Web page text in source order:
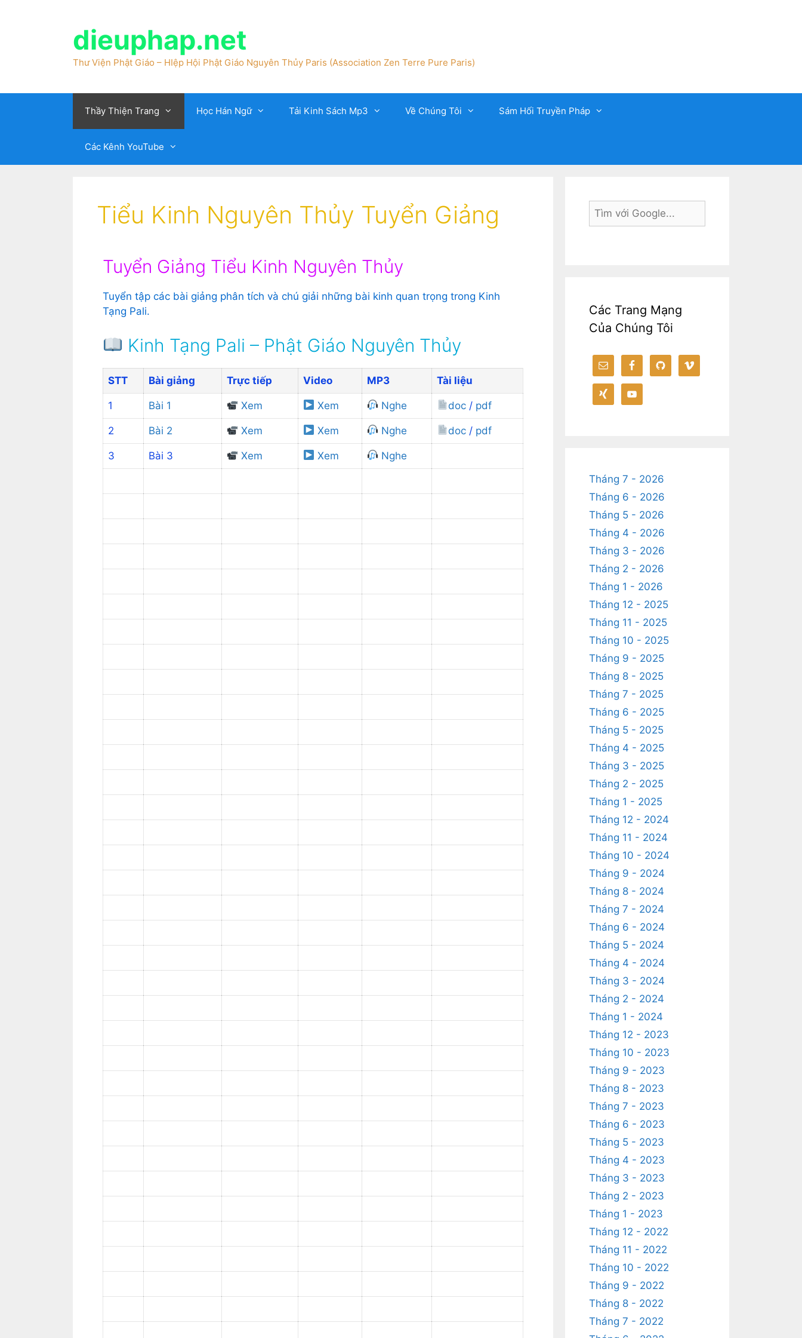
dieuphap.net
Thư Viện Phật Giáo – HIệp Hội Phật Giáo Nguyên Thủy Paris (Association Zen Terre Pure Paris)
Thầy Thiện Trang Học Hán Ngữ Tải Kinh Sách Mp3 Về Chúng Tôi Sám Hối Truyền Pháp
Các Kênh YouTube
Tiểu Kinh Nguyên Thủy Tuyển Giảng
Tuyển Giảng Tiểu Kinh Nguyên Thủy
Tuyển tập các bài giảng phân tích và chú giải những bài kinh quan trọng trong Kinh
Tạng Pali.
Kinh Tạng Pali – Phật Giáo Nguyên Thủy
STT Bài giảng Trực tiếp Video MP3 Tài liệu
1 Bài 1 Xem Xem Nghe doc / pdf
2 Bài 2 Xem Xem Nghe doc / pdf
3 Bài 3 Xem Xem Nghe
Các Trang Mạng
Của Chúng Tôi
Tháng 7 - 2026
Tháng 6 - 2026
Tháng 5 - 2026
Tháng 4 - 2026
Tháng 3 - 2026
Tháng 2 - 2026
Tháng 1 - 2026
Tháng 12 - 2025
Tháng 11 - 2025
Tháng 10 - 2025
Tháng 9 - 2025
Tháng 8 - 2025
Tháng 7 - 2025
Tháng 6 - 2025
Tháng 5 - 2025
Tháng 4 - 2025
Tháng 3 - 2025
Tháng 2 - 2025
Tháng 1 - 2025
Tháng 12 - 2024
Tháng 11 - 2024
Tháng 10 - 2024
Tháng 9 - 2024
Tháng 8 - 2024
Tháng 7 - 2024
Tháng 6 - 2024
Tháng 5 - 2024
Tháng 4 - 2024
Tháng 3 - 2024
Tháng 2 - 2024
Tháng 1 - 2024
Tháng 12 - 2023
Tháng 10 - 2023
Tháng 9 - 2023
Tháng 8 - 2023
Tháng 7 - 2023
Tháng 6 - 2023
Tháng 5 - 2023
Tháng 4 - 2023
Tháng 3 - 2023
Tháng 2 - 2023
Tháng 1 - 2023
Tháng 12 - 2022
Tháng 11 - 2022
Tháng 10 - 2022
Tháng 9 - 2022
Tháng 8 - 2022
Tháng 7 - 2022